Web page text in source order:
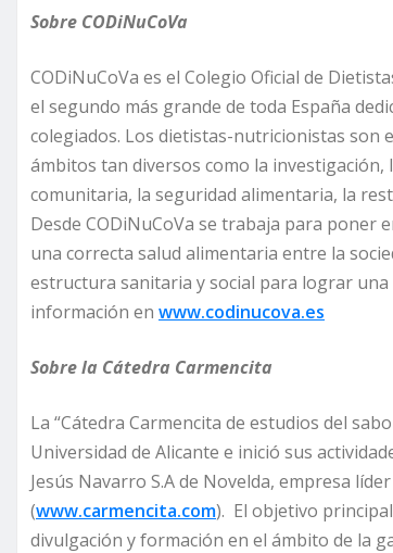
Sobre CODiNuCoVa
CODiNuCoVa es el Colegio Oficial de
el segundo más grande de toda España
colegiados. Los dietistas-nutricionistas son
ámbitos tan diversos como la investigación,
comunitaria, la seguridad alimentaria, la
Desde CODiNuCoVa se trabaja para
una correcta salud alimentaria entre la
estructura sanitaria y social para lograr una
información en www.codinucova.es
Sobre la Cátedra Carmencita
La “Cátedra Carmencita de estudios del
Universidad de Alicante e inició sus
Jesús Navarro S.A de Novelda, empresa
(www.carmencita.com). El objetivo
divulgación y formación en el ámbito de la